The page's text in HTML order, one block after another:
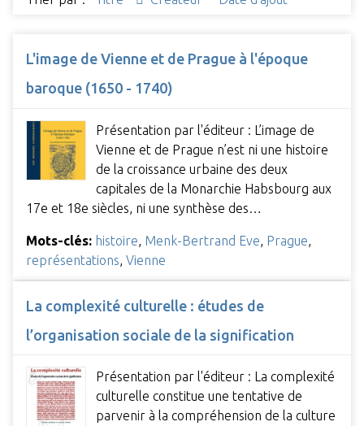
L'image de Vienne et de Prague à l'époque
baroque (1650 - 1740)
Présentation par l'éditeur : L’image de
Vienne et de Prague n’est ni une histoire
de la croissance urbaine des deux
capitales de la Monarchie Habsbourg aux
17e et 18e siècles, ni une synthèse des…
Mots-clés: histoire Menk-Bertrand Eve Prague
représentations Vienne
La complexité culturelle : études de
l’organisation sociale de la signification
Présentation par l'éditeur : La complexité
culturelle constitue une tentative de
parvenir à la compréhension de la culture